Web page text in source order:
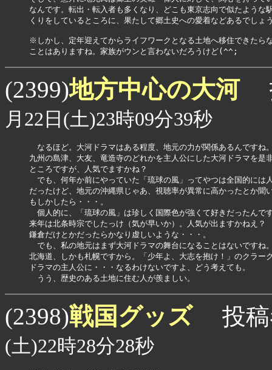
なんです。転出・転入者も多くなり、どこも東京志向で似たような
くりをしているところに、果たして郷土史への愛着などあるでしょ
※しかし、定年迎えてからライフワークとなる土地へ移住できたら
ことはありますね。家族がウンと言わないだろうけど(^^;
(2399)地方中心の大河
月22日(土)23時09分39秒
なるほど。大河ドラマはある程度、地元の力が関係あるんですね
九州の島津、大友、竜造寺のどれかを主人公にした大河ドラマを是
ところですが、人気でますかね？
でも、何年か前にやっていた「琉球の風」ってやつは全国的には
だったけど、地元の沖縄県じゃあ、視聴率が異常に高かったとか聞
もしかしたら・・・。
個人的に、「琉球の風」は珍しく国際色が強くて好きだったんで
来年は北条時宗でしたっけ（気が早いか）。人気が出ますかねえ？
鎌倉だけとかだったらかなり虚しいような・・・。
でも、私の地元はまず大河ドラマの舞台になることはないですね
北海道、しかも札幌ですから。「少年よ、大志を抱け！」のクラー
ドラマの主人公に・・・なるわけないですよ、どう考えても。
うう、歴史のある土地に住む人が羨ましい。
(2398)戦国グッズ 投稿
(土)22時28分28秒